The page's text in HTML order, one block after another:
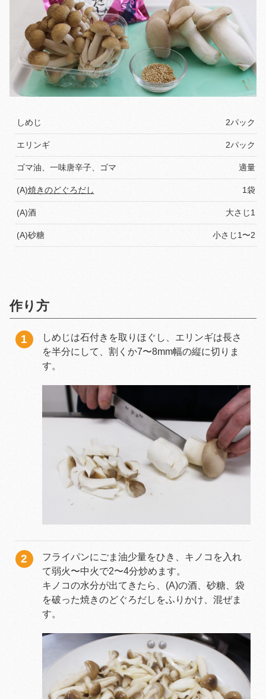
しめじ 2パック
エリンギ 2パック
ゴマ油、一味唐辛子、ゴマ 適量
(A)焼きのどぐろだし 1袋
(A)酒 大さじ1
(A)砂糖 小さじ1〜2
作り方
しめじは石付きを取りほぐし、エリンギは長さ
を半分にして、割くか7〜8mm幅の縦に切りま
す。
フライパンにごま油少量をひき、キノコを入れ
て弱火〜中火で2〜4分炒めます。
キノコの水分が出てきたら、(A)の酒、砂糖、袋
を破った焼きのどぐろだしをふりかけ、混ぜま
す。